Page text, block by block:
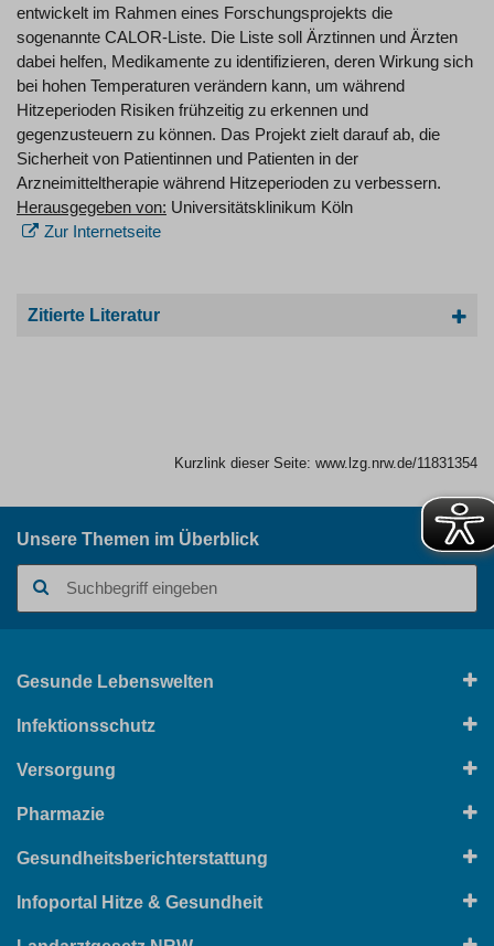
entwickelt im Rahmen eines Forschungsprojekts die
sogenannte CALOR-Liste. Die Liste soll Ärztinnen und Ärzten
dabei helfen, Medikamente zu identifizieren, deren Wirkung sich
bei hohen Temperaturen verändern kann, um während
Hitzeperioden Risiken frühzeitig zu erkennen und
gegenzusteuern zu können. Das Projekt zielt darauf ab, die
Sicherheit von Patientinnen und Patienten in der
Arzneimitteltherapie während Hitzeperioden zu verbessern.
Herausgegeben von: Universitätsklinikum Köln
Zur Internetseite
Zitierte Literatur
Kurzlink dieser Seite: www.lzg.nrw.de/11831354
Unsere Themen im Überblick
Gesunde Lebenswelten
Infektionsschutz
Versorgung
Pharmazie
Gesundheitsberichterstattung
Infoportal Hitze & Gesundheit